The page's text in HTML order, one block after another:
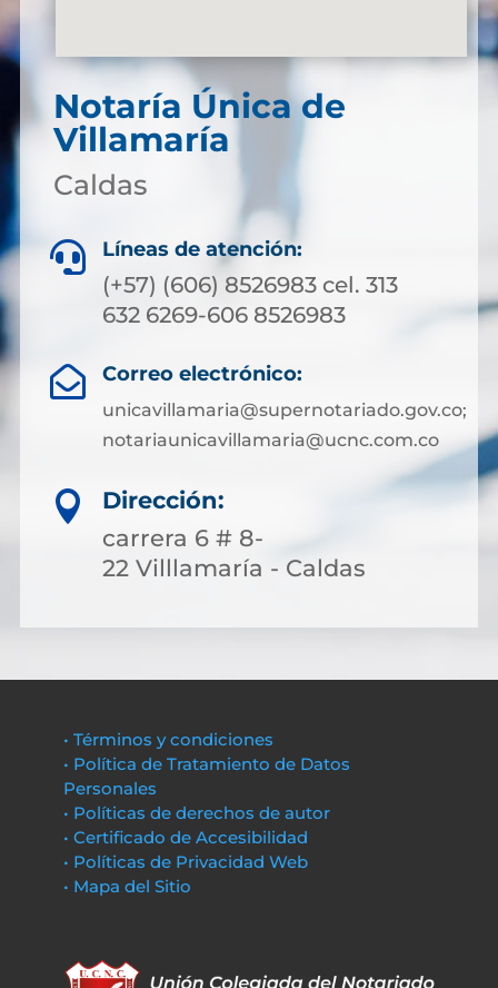
Notaría Única de
Villamaría
Caldas
 Líneas de atención:
(+57) (606) 8526983 cel. 313
632 6269-606 8526983
 Correo electrónico:
unicavillamaria@supernotariado.gov.co;
notariaunicavillamaria@ucnc.com.co

Dirección:
carrera 6 # 8-
22 Villlamaría - Caldas
• Términos y condiciones
• Política de Tratamiento de Datos
Personales
• Políticas de derechos de autor
• Certificado de Accesibilidad
• Políticas de Privacidad Web
• Mapa del Sitio